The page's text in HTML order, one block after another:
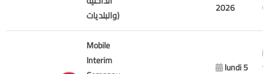
والبلديات)
2026
Mobile
Interim
lundi 5